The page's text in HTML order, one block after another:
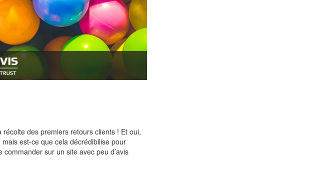
des premiers retours clients ! Et oui,
est-ce que cela décrédibilise pour
sur un site avec peu d’avis